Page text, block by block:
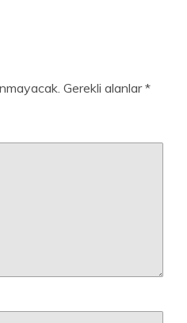
Gerekli alanlar*